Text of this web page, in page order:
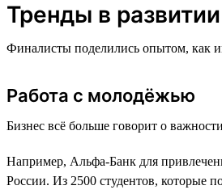
Тренды в
Финалисты поделились опытом, как
Работа с молодёжью
Бизнес всё больше говорит о
Например, Альфа-Банк для
России. Из 2500 студентов, которые